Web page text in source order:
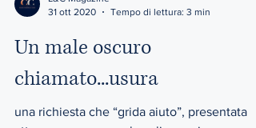
Un male oscuro
chiamato...usura